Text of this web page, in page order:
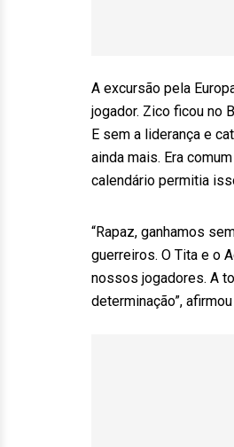
A excursão pela
jogador. Zico ficou no
E sem a liderança e
ainda mais. Era
calendário permitia
“Rapaz, ganhamos
guerreiros. O Tita e o
nossos jogadores. A
determinação”, afirmou